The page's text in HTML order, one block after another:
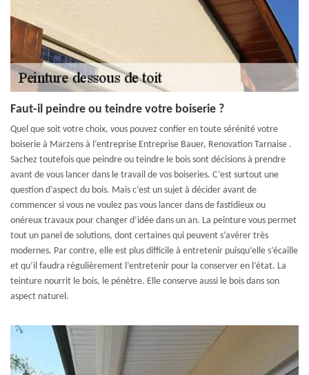
Faut-il peindre ou teindre votre boiserie ?
Quel que soit votre choix, vous pouvez confier en toute sérénité votre
boiserie à Marzens à l’entreprise Entreprise Bauer, Renovation Tarnaise .
Sachez toutefois que peindre ou teindre le bois sont décisions à prendre
avant de vous lancer dans le travail de vos boiseries. C’est surtout une
question d’aspect du bois. Mais c’est un sujet à décider avant de
commencer si vous ne voulez pas vous lancer dans de fastidieux ou
onéreux travaux pour changer d’idée dans un an. La peinture vous permet
tout un panel de solutions, dont certaines qui peuvent s’avérer très
modernes. Par contre, elle est plus difficile à entretenir puisqu’elle s’écaille
et qu’il faudra régulièrement l’entretenir pour la conserver en l’état. La
teinture nourrit le bois, le pénètre. Elle conserve aussi le bois dans son
aspect naturel.